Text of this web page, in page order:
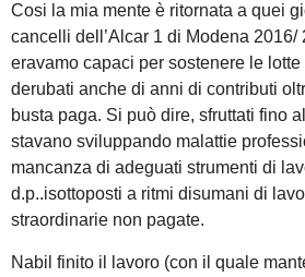
Cosi la mia mente è ritornata a quei
cancelli dell’Alcar 1 di Modena
eravamo capaci per sostenere le
derubati anche di anni di contributi
busta paga. Si può dire, sfruttati fino
stavano sviluppando malattie
mancanza di adeguati strumenti di
d.p..isottoposti a ritmi disumani di
straordinarie non pagate.
Nabil finito il lavoro (con il quale